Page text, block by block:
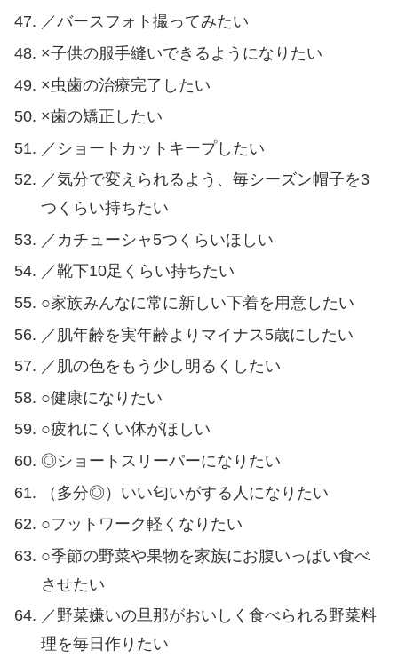
／バースフォト撮ってみたい
×子供の服手縫いできるようになりたい
×虫歯の治療完了したい
×歯の矯正したい
／ショートカットキープしたい
／気分で変えられるよう、毎シーズン帽子を3
つくらい持ちたい
／カチューシャ5つくらいほしい
／靴下10足くらい持ちたい
○家族みんなに常に新しい下着を用意したい
／肌年齢を実年齢よりマイナス5歳にしたい
／肌の色をもう少し明るくしたい
○健康になりたい
○疲れにくい体がほしい
◎ショートスリーパーになりたい
（多分◎）いい匂いがする人になりたい
○フットワーク軽くなりたい
○季節の野菜や果物を家族にお腹いっぱい食べ
させたい
／野菜嫌いの旦那がおいしく食べられる野菜料
理を毎日作りたい